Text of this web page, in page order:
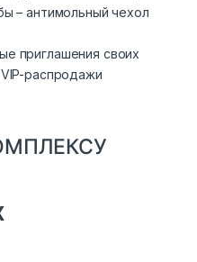
– антимольный чехол
приглашения своих
распродажи